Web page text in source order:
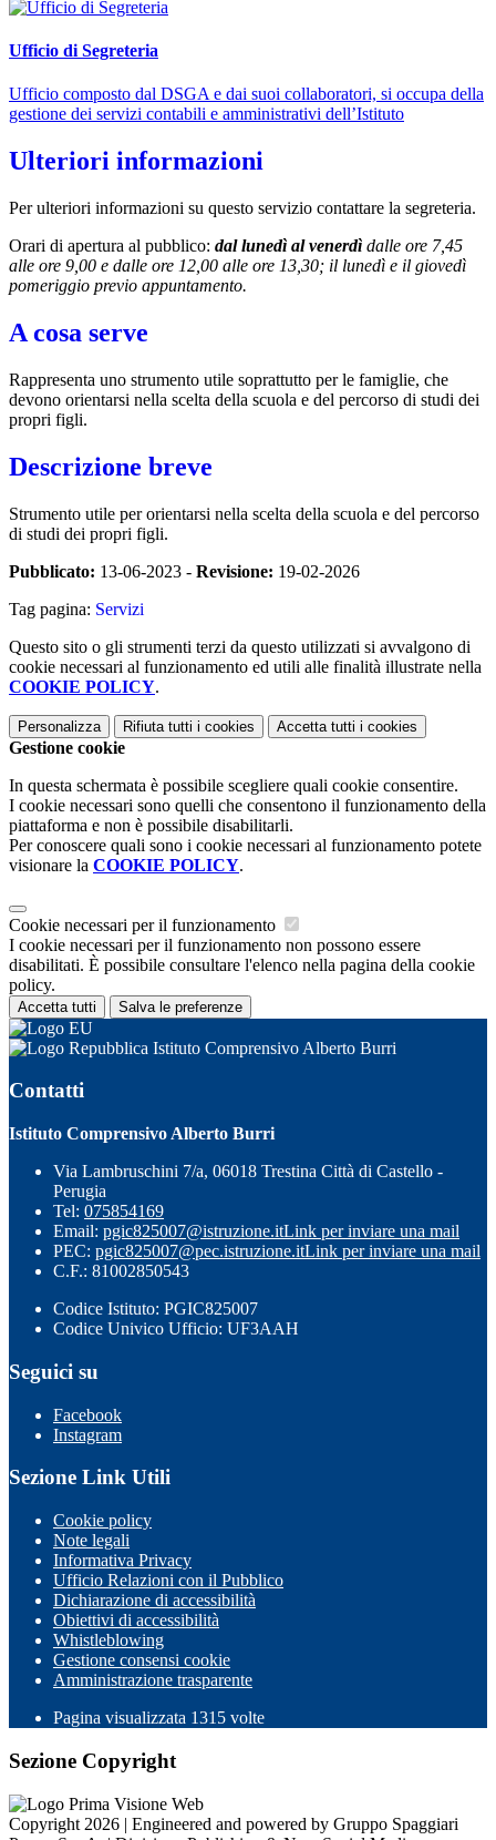
Ufficio di Segreteria
Ufficio composto dal DSGA e dai suoi collaboratori, si occupa della
gestione dei servizi contabili e amministrativi dell’Istituto
Ulteriori informazioni
Per ulteriori informazioni su questo servizio contattare la segreteria.
Orari di apertura al pubblico: dal lunedì al venerdì dalle ore 7,45
alle ore 9,00 e dalle ore 12,00 alle ore 13,30; il lunedì e il giovedì
pomeriggio previo appuntamento.
A cosa serve
Rappresenta uno strumento utile soprattutto per le famiglie, che
devono orientarsi nella scelta della scuola e del percorso di studi dei
propri figli.
Descrizione breve
Strumento utile per orientarsi nella scelta della scuola e del percorso
di studi dei propri figli.
Pubblicato: 13-06-2023 - Revisione: 19-02-2026
Tag pagina: Servizi
Questo sito o gli strumenti terzi da questo utilizzati si avvalgono di
cookie necessari al funzionamento ed utili alle finalità illustrate nella
COOKIE POLICY.
Personalizza Rifiuta tutti i cookies Accetta tutti i cookies
Gestione cookie
In questa schermata è possibile scegliere quali cookie consentire.
I cookie necessari sono quelli che consentono il funzionamento della
piattaforma e non è possibile disabilitarli.
Per conoscere quali sono i cookie necessari al funzionamento potete
visionare la COOKIE POLICY.
Cookie necessari per il funzionamento
I cookie necessari per il funzionamento non possono essere
disabilitati. È possibile consultare l'elenco nella pagina della cookie
policy.
Accetta tutti Salva le preferenze
Istituto Comprensivo Alberto Burri
Contatti
Istituto Comprensivo Alberto Burri
Via Lambruschini 7/a, 06018 Trestina Città di Castello -
Perugia
Tel: 075854169
Email: pgic825007@istruzione.itLink per inviare una mail
PEC: pgic825007@pec.istruzione.itLink per inviare una mail
C.F.: 81002850543
Codice Istituto: PGIC825007
Codice Univico Ufficio: UF3AAH
Seguici su
Facebook
Instagram
Sezione Link Utili
Cookie policy
Note legali
Informativa Privacy
Ufficio Relazioni con il Pubblico
Dichiarazione di accessibilità
Obiettivi di accessibilità
Whistleblowing
Gestione consensi cookie
Amministrazione trasparente
Pagina visualizzata 1315 volte
Sezione Copyright
Copyright 2026 | Engineered and powered by Gruppo Spaggiari